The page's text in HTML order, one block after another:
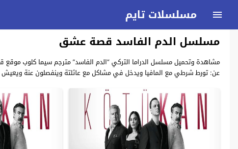
مسلسلات تايم
مسلسل الدم الفاسد قصة عشق
عن: تورط شرطي مع المافيا ويدخل في مشاكل مع عائلتة وينفصلون عنة